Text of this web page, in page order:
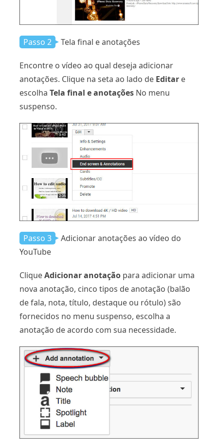
Passo 2 Tela final e anotações
Encontre o vídeo ao qual deseja adicionar
anotações. Clique na seta ao lado de Editar e
escolha Tela final e anotações No menu
suspenso.
Passo 3
Adicionar anotações ao vídeo do
YouTube
CliqueAdicionar anotação para adicionar uma
nova anotação, cinco tipos de anotação (balão
de fala, nota, título, destaque ou rótulo) são
fornecidos no menu suspenso, escolha a
anotação de acordo com sua necessidade.